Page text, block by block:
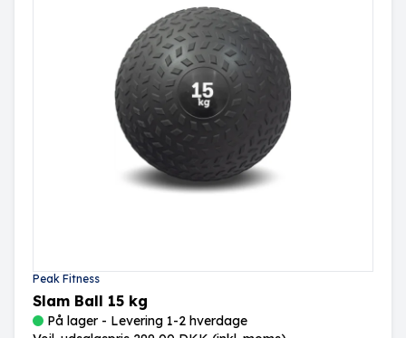
Peak Fitness
Slam Ball 15 kg
På lager - Levering 1-2 hverdage